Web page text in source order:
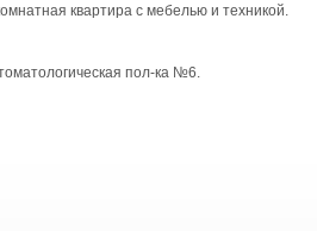
квартира с мебелью и техникой.
пол-ка №6.